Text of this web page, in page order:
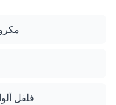
فلفل